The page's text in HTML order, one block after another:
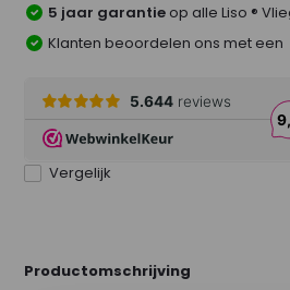
5 jaar garantie op alle Liso ®
Klanten beoordelen ons met een
Vergelijk
Productomschrijving